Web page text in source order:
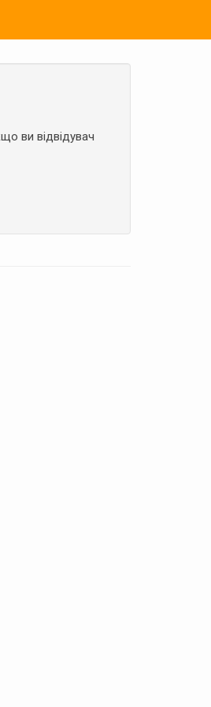
ви відвідувач